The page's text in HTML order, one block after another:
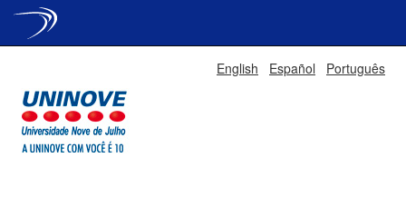
English Español Português